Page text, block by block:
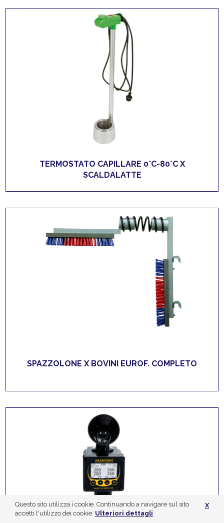
Questo sito utilizza i cookie. Continuando a navigare sul sito
accetti l'utilizzo dei cookie. Ulteriori dettagli
X
TERMOSTATO CAPILLARE 0°C-80°C X
SCALDALATTE
SPAZZOLONE X BOVINI EUROF. COMPLETO